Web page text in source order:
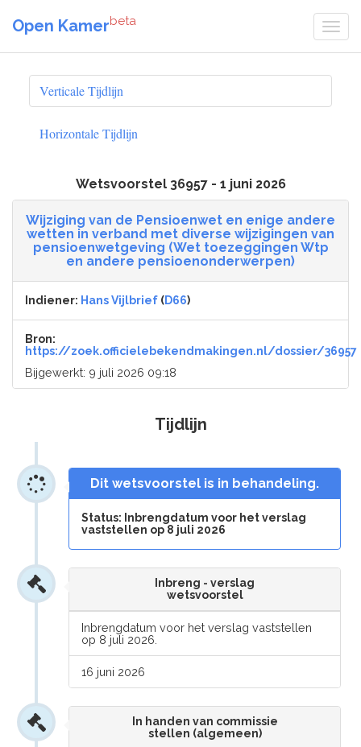
Open Kamerbeta
Verticale Tijdlijn
Horizontale Tijdlijn
Wetsvoorstel 36957 - 1 juni 2026
Wijziging van de Pensioenwet en enige andere
wetten in verband met diverse wijzigingen van
pensioenwetgeving (Wet toezeggingen Wtp
en andere pensioenonderwerpen)
Indiener: Hans Vijlbrief (D66)
Bron:
https://zoek.officielebekendmakingen.nl/dossier/36957
Bijgewerkt: 9 juli 2026 09:18
Tijdlijn
Dit wetsvoorstel is in behandeling.
Status: Inbrengdatum voor het verslag
vaststellen op 8 juli 2026
Inbreng - verslag
wetsvoorstel
Inbrengdatum voor het verslag vaststellen
op 8 juli 2026.
16 juni 2026
In handen van commissie
stellen (algemeen)